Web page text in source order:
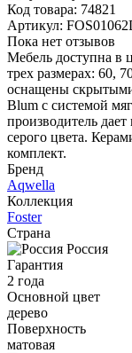
Код товара: 74821
Артикул:
Пока нет отзывов
Мебель доступна в
трех размерах: 60,
оснащены
Blum с системой
производитель
серого цвета.
комплект.
Бренд
Aqwella
Коллекция
Foster
Страна
Россия
Гарантия
2 года
Основной цвет
дерево
Поверхность
матовая